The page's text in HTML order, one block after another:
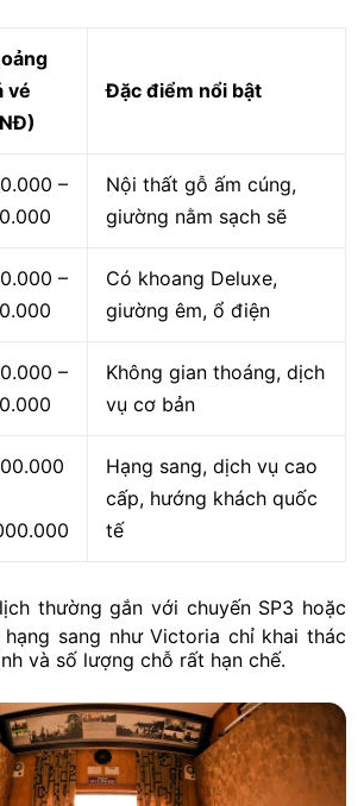
vé
Đặc điểm nổi bật
–
Nội thất gỗ ấm cúng,
giường nằm sạch sẽ
–
Có khoang Deluxe,
giường êm, ổ điện
–
Không gian thoáng, dịch
vụ cơ bản
Hạng sang, dịch vụ cao
cấp, hướng khách quốc
tế
thường gắn với chuyến SP3 hoặc
sang như Victoria chỉ khai thác
và số lượng chỗ rất hạn chế.